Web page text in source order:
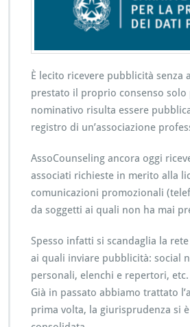
È lecito ricevere pubblicità senza
prestato il proprio consenso
nominativo risulta essere
registro di un’associazione
AssoCounseling ancora oggi
associati richieste in merito alla
comunicazioni promozionali
da soggetti ai quali non ha mai
Spesso infatti si scandaglia la
ai quali inviare pubblicità: social
personali, elenchi e repertori, etc.
Già in passato abbiamo trattato
prima volta, la giurisprudenza si